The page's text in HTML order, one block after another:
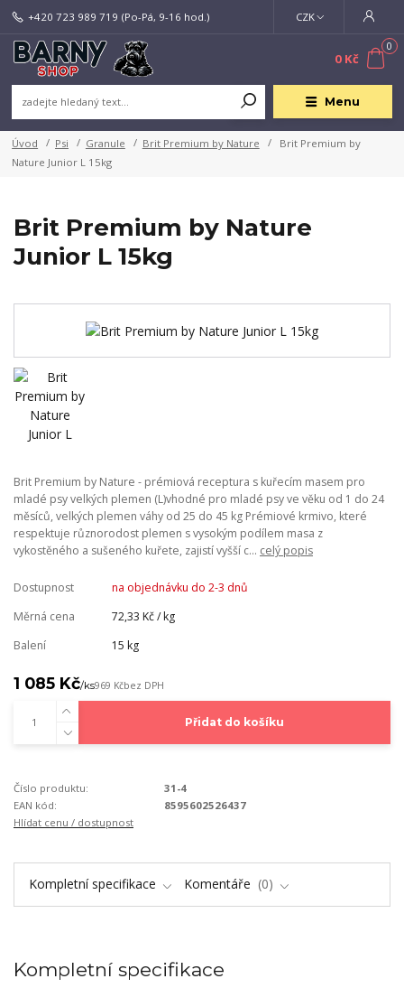
Menu
CZK
+420 723 989 719 (Po-Pá, 9-16 hod.)
0
0 Kč
Úvod Psi Granule Brit Premium by Nature
Brit Premium by
Nature Junior L 15kg
Brit Premium by Nature
Junior L 15kg
Brit Premium by Nature - prémiová receptura s kuřecím masem pro
mladé psy velkých plemen (L)vhodné pro mladé psy ve věku od 1 do 24
měsíců, velkých plemen váhy od 25 do 45 kg Prémiové krmivo, které
respektuje různorodost plemen s vysokým podílem masa z
vykostěného a sušeného kuřete, zajistí vyšší c... celý popis
Dostupnost
na objednávku do 2-3 dnů
Měrná cena
72,33 Kč / kg
Balení
15 kg
1 085 Kč/ks969 Kčbez DPH
Přidat do košíku
Číslo produktu:
31-4
EAN kód:
8595602526437
Hlídat cenu / dostupnost
Kompletní specifikace Komentáře 0
Kompletní specifikace